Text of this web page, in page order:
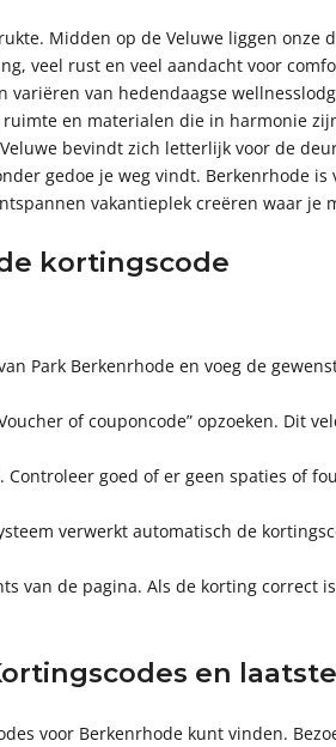
Midden op de Veluwe liggen
veel rust en veel aandacht voor
van hedendaagse
en materialen die in harmonie
bevindt zich letterlijk voor de
gedoe je weg vindt. Berkenrhode
vakantieplek creëren waar je
kortingscode
Park Berkenrhode en voeg de
of couponcode” opzoeken. Dit
Controleer goed of er geen spaties of
verwerkt automatisch de
van de pagina. Als de korting
en
voor Berkenrhode kunt vinden.